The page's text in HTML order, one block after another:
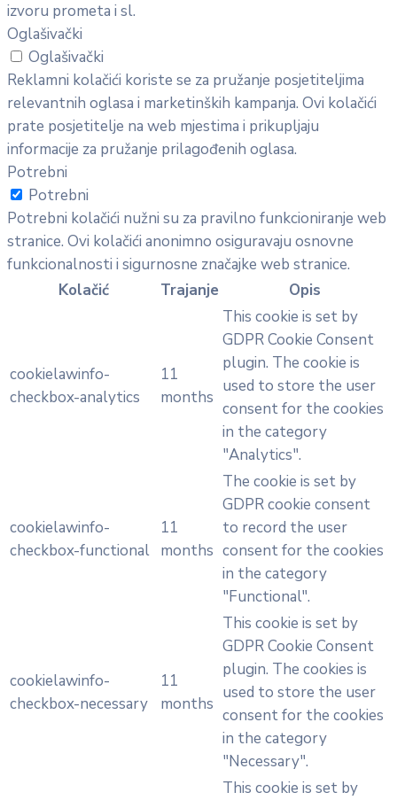
izvoru prometa i sl.
Oglašivački
Oglašivački
Reklamni kolačići koriste se za pružanje posjetiteljima
relevantnih oglasa i marketinških kampanja. Ovi kolačići
prate posjetitelje na web mjestima i prikupljaju
informacije za pružanje prilagođenih oglasa.
Potrebni
Potrebni
Potrebni kolačići nužni su za pravilno funkcioniranje web
stranice. Ovi kolačići anonimno osiguravaju osnovne
funkcionalnosti i sigurnosne značajke web stranice.
Kolačić
Trajanje Opis
cookielawinfo-
checkbox-analytics
11
months
This cookie is set by
GDPR Cookie Consent
plugin. The cookie is
used to store the user
consent for the cookies
in the category
"Analytics".
cookielawinfo-
checkbox-functional
11
months
The cookie is set by
GDPR cookie consent
to record the user
consent for the cookies
in the category
"Functional".
cookielawinfo-
checkbox-necessary
11
months
This cookie is set by
GDPR Cookie Consent
plugin. The cookies is
used to store the user
consent for the cookies
in the category
"Necessary".
This cookie is set by